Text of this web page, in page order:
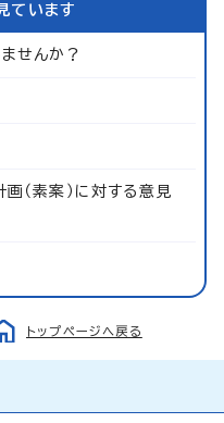
ています
せんか？
（素案）に対する意見
トップページへ戻る